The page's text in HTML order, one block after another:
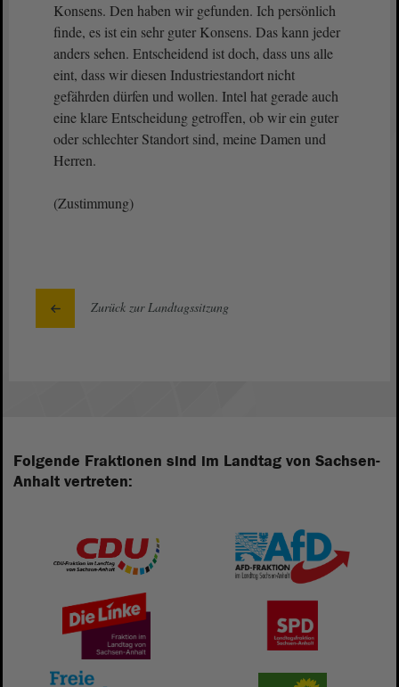
Konsens. Den haben wir gefunden. Ich persönlich
finde, es ist ein sehr guter Konsens. Das kann jeder
anders sehen. Entscheidend ist doch, dass uns alle
eint, dass wir diesen Industriestandort nicht
gefährden dürfen und wollen. Intel hat gerade auch
eine klare Entscheidung getroffen, ob wir ein guter
oder schlechter Standort sind, meine Damen und
Herren.
(Zustimmung)
Zurück zur Landtagssitzung
Folgende Fraktionen sind im Landtag von Sachsen-
Anhalt vertreten: